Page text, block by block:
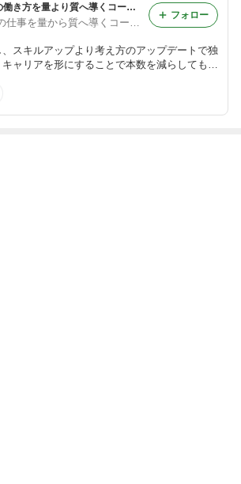
50歳以降の働き方を量より質へ導くコーチ♡北村美佐代
スキルアップより考え方のアップデートで独
ャリアを形にすることで本数を減らしても収
に成幸。スポーツクラブだけに頼らない生き方
代のブログです。
フォロー